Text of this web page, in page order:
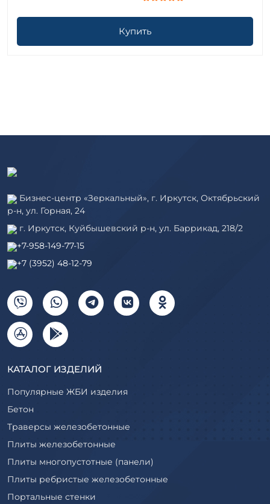
Купить
Бизнес-центр «Зеркальный», г. Иркутск, Октябрьский
р-н, ул. Горная, 24
г. Иркутск, Куйбышевский р-н, ул. Баррикад, 218/2
+7-958-149-77-15
+7 (3952) 48-12-79
КАТАЛОГ ИЗДЕЛИЙ
Популярные ЖБИ изделия
Бетон
Траверсы железобетонные
Плиты железобетонные
Плиты многопустотные (панели)
Плиты ребристые железобетонные
Портальные стенки